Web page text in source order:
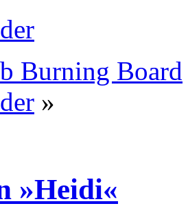
Burning Board
»
»Heidi«